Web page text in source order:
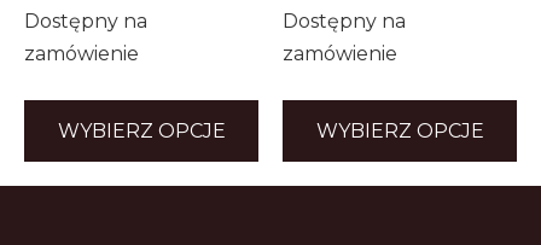
Dostępny na
zamówienie
WYBIERZ OPCJE
Dostępny na
zamówienie
WYBIERZ OPCJE